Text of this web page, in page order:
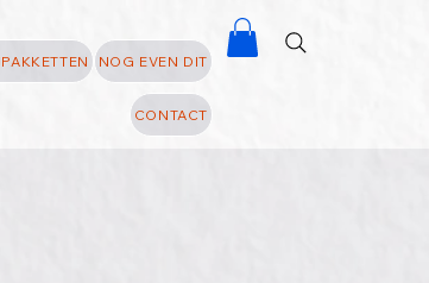
NOG EVEN DIT
CONTACT